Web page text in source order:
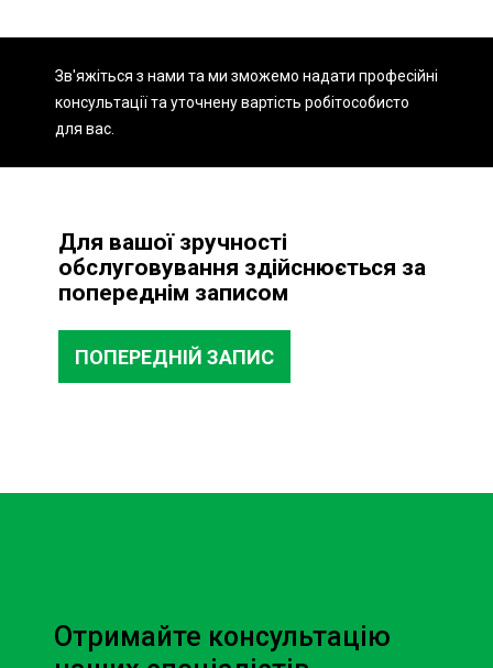
Запчастини Двигун
Гальмівна система Заміна Ременей
Зв'яжіться з нами та ми зможемо надати професійні
консультації та уточнену вартість робітособисто
для вас.
Для вашої зручності
обслуговування здійснюється за
попереднім записом
ПОПЕРЕДНІЙ ЗАПИС
Отримайте консультацію